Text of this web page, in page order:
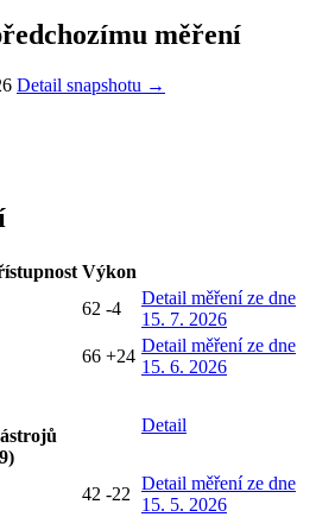
měření
Detail snapshotu →
Výkon
62 -4
Detail měření ze dne
15. 7. 2026
66 +24
Detail měření ze dne
15. 6. 2026
Detail
42 -22
Detail měření ze dne
15. 5. 2026